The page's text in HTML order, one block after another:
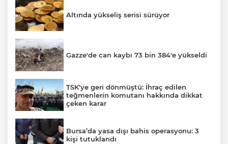
Altında yükseliş serisi sürüyor
Gazze'de can kaybı 73 bin 384'e yükseldi
TSK'ye geri dönmüştü: İhraç edilen
teğmenlerin komutanı hakkında dikkat
çeken karar
Bursa’da yasa dışı bahis operasyonu: 3
kişi tutuklandı